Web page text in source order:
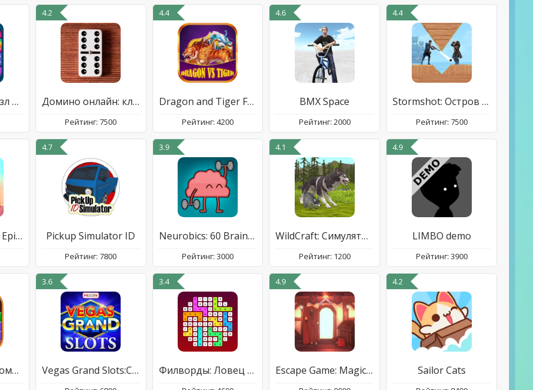
Семь точек - пазл слияния
4.2
Домино онлайн: классика, козел
Рейтинг: 7500
4.4
Dragon and Tiger Fury Clash
Рейтинг: 4200
4.6
BMX Space
Рейтинг: 2000
4.4
Stormshot: Остров Черепа
Рейтинг: 7500
Medieval Merge: Epic RPG Games
4.7
Pickup Simulator ID
Рейтинг: 7800
3.9
Neurobics: 60 Brain Games
Рейтинг: 3000
4.1
WildCraft: Симулятор Зверей
Рейтинг: 1200
4.9
LIMBO demo
Рейтинг: 3900
тетрис головоломки
3.6
Vegas Grand Slots:Casino Games
3.4
Филворды: Ловец Слов
4.9
Escape Game: Magic Guild
4.2
Sailor Cats